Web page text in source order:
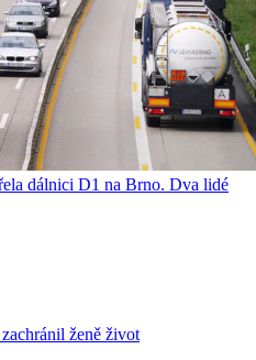
dálnici D1 na Brno. Dva lidé
ženě život